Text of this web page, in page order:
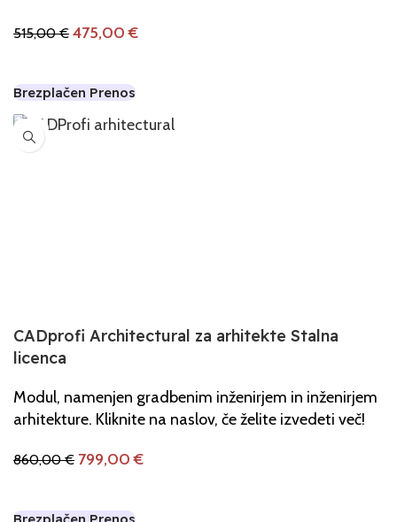
515,00€ 475,00€
Brezplačen Prenos
CADprofi Architectural za arhitekte Stalna
licenca
Modul, namenjen gradbenim inženirjem in inženirjem
arhitekture. Kliknite na naslov, če želite izvedeti več!
860,00€ 799,00€